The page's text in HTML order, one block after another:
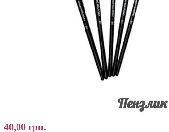
40,00 грн.